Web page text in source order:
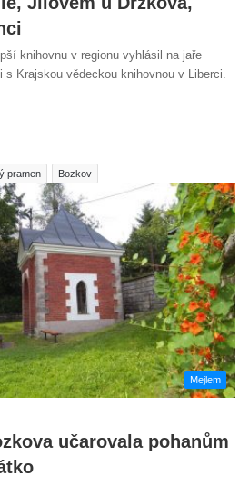
knihovnu v regionu vyhlásil na jaře
s Krajskou vědeckou knihovnou v Liberci.
pramen Bozkov
Mejlem
učarovala pohanům